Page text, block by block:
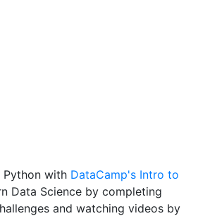
Python with DataCamp's Intro to
Data Science by completing
and watching videos by